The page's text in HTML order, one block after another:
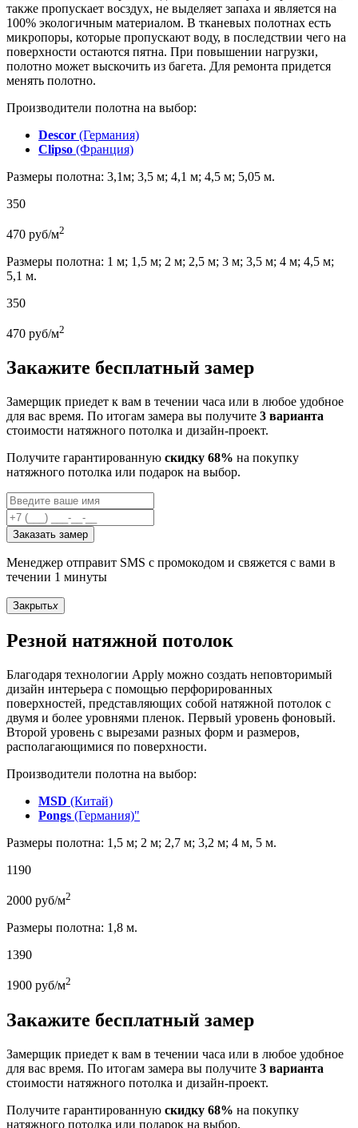
также пропускает восздух, не выделяет запаха и является на
100% экологичным материалом. В тканевых полотнах есть
микропоры, которые пропускают воду, в последствии чего на
поверхности остаются пятна. При повышении нагрузки,
полотно может выскочить из багета. Для ремонта придется
менять полотно.
Производители полотна на выбор:
Descor (Германия)
Clipso (Франция)
Размеры полотна: 3,1м; 3,5 м; 4,1 м; 4,5 м; 5,05 м.
350
470 руб/м2
Размеры полотна: 1 м; 1,5 м; 2 м; 2,5 м; 3 м; 3,5 м; 4 м; 4,5 м;
5,1 м.
350
470 руб/м2
Закажите бесплатный замер
Замерщик приедет к вам в течении часа или в любое удобное
для вас время. По итогам замера вы получите 3 варианта
стоимости натяжного потолка и дизайн-проект.
Получите гарантированную скидку 68% на покупку
натяжного потолка или подарок на выбор.
Заказать замер
Менеджер отправит SMS с промокодом и свяжется с вами в
течении 1 минуты
Закрытьx
Резной натяжной потолок
Благодаря технологии Apply можно создать неповторимый
дизайн интерьера с помощью перфорированных
поверхностей, представляющих собой натяжной потолок с
двумя и более уровнями пленок. Первый уровень фоновый.
Второй уровень с вырезами разных форм и размеров,
располагающимися по поверхности.
Производители полотна на выбор:
MSD (Китай)
Pongs (Германия)"
Размеры полотна: 1,5 м; 2 м; 2,7 м; 3,2 м; 4 м, 5 м.
1190
2000 руб/м2
Размеры полотна: 1,8 м.
1390
1900 руб/м2
Закажите бесплатный замер
Замерщик приедет к вам в течении часа или в любое удобное
для вас время. По итогам замера вы получите 3 варианта
стоимости натяжного потолка и дизайн-проект.
Получите гарантированную скидку 68% на покупку
натяжного потолка или подарок на выбор.